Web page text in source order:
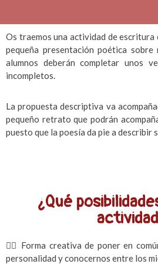
Os traemos una actividad de
pequeña presentación poética
alumnos deberán completar unos
incompletos.
La propuesta descriptiva va
pequeño retrato que podrán
puesto que la poesía da pie a describir
¿Qué
✍🏻 Forma creativa de poner en
personalidad y conocernos entre los